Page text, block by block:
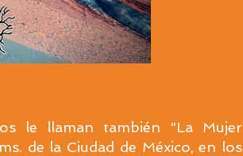
le llaman también "La Mujer
de la Ciudad de México, en los